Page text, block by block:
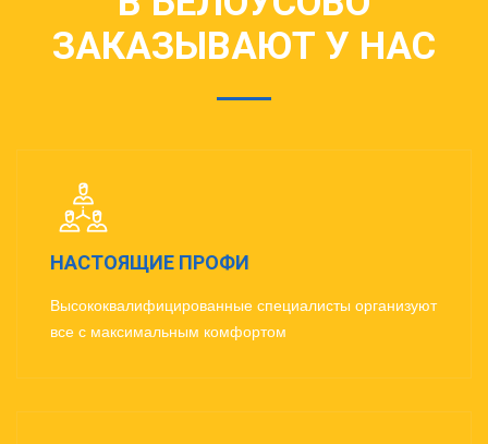
ЗАКАЗЫВАЮТ У НАС
НАСТОЯЩИЕ ПРОФИ
Высококвалифицированные специалисты организуют
все с максимальным комфортом